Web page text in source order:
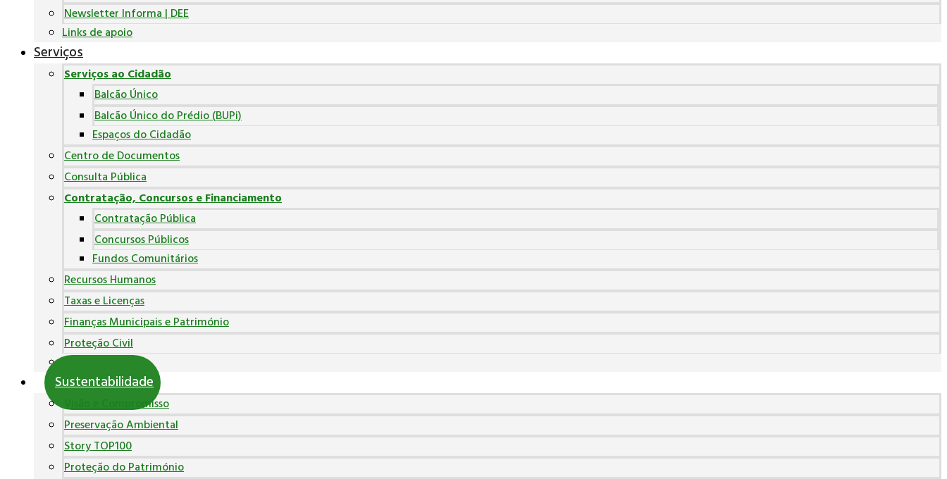
Newsletter Informa | DEE
Links de apoio
Serviços
Serviços ao Cidadão
Balcão Único
Balcão Único do Prédio (BUPi)
Espaços do Cidadão
Centro de Documentos
Consulta Pública
Contratação, Concursos e Financiamento
Contratação Pública
Concursos Públicos
Fundos Comunitários
Recursos Humanos
Taxas e Licenças
Finanças Municipais e Património
Proteção Civil
Polícia Municipal
Sustentabilidade
Visão e Compromisso
Preservação Ambiental
Story TOP100
Proteção do Património